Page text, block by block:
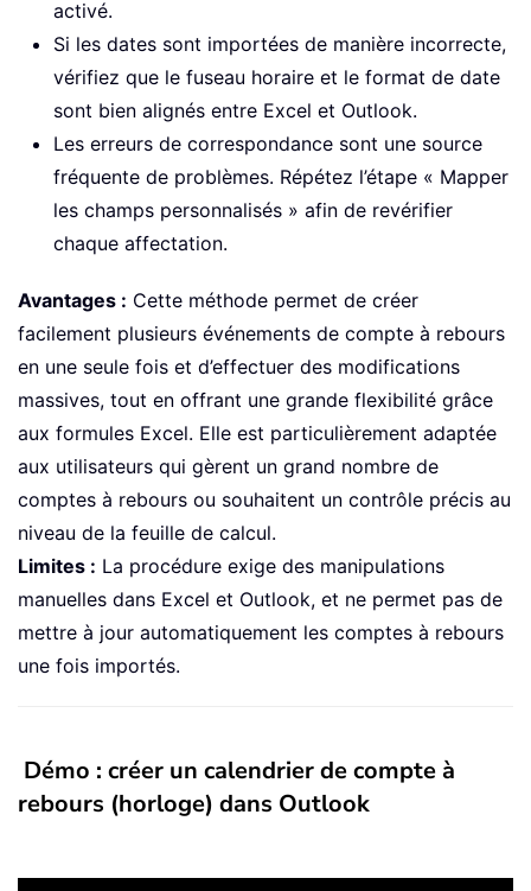
activé.
Si les dates sont importées de manière incorrecte,
vérifiez que le fuseau horaire et le format de date
sont bien alignés entre Excel et Outlook.
Les erreurs de correspondance sont une source
fréquente de problèmes. Répétez l’étape « Mapper
les champs personnalisés » afin de revérifier
chaque affectation.
Avantages : Cette méthode permet de créer
facilement plusieurs événements de compte à rebours
en une seule fois et d’effectuer des modifications
massives, tout en offrant une grande flexibilité grâce
aux formules Excel. Elle est particulièrement adaptée
aux utilisateurs qui gèrent un grand nombre de
comptes à rebours ou souhaitent un contrôle précis au
niveau de la feuille de calcul.
Limites : La procédure exige des manipulations
manuelles dans Excel et Outlook, et ne permet pas de
mettre à jour automatiquement les comptes à rebours
une fois importés.
Démo : créer un calendrier de compte à
rebours (horloge) dans Outlook